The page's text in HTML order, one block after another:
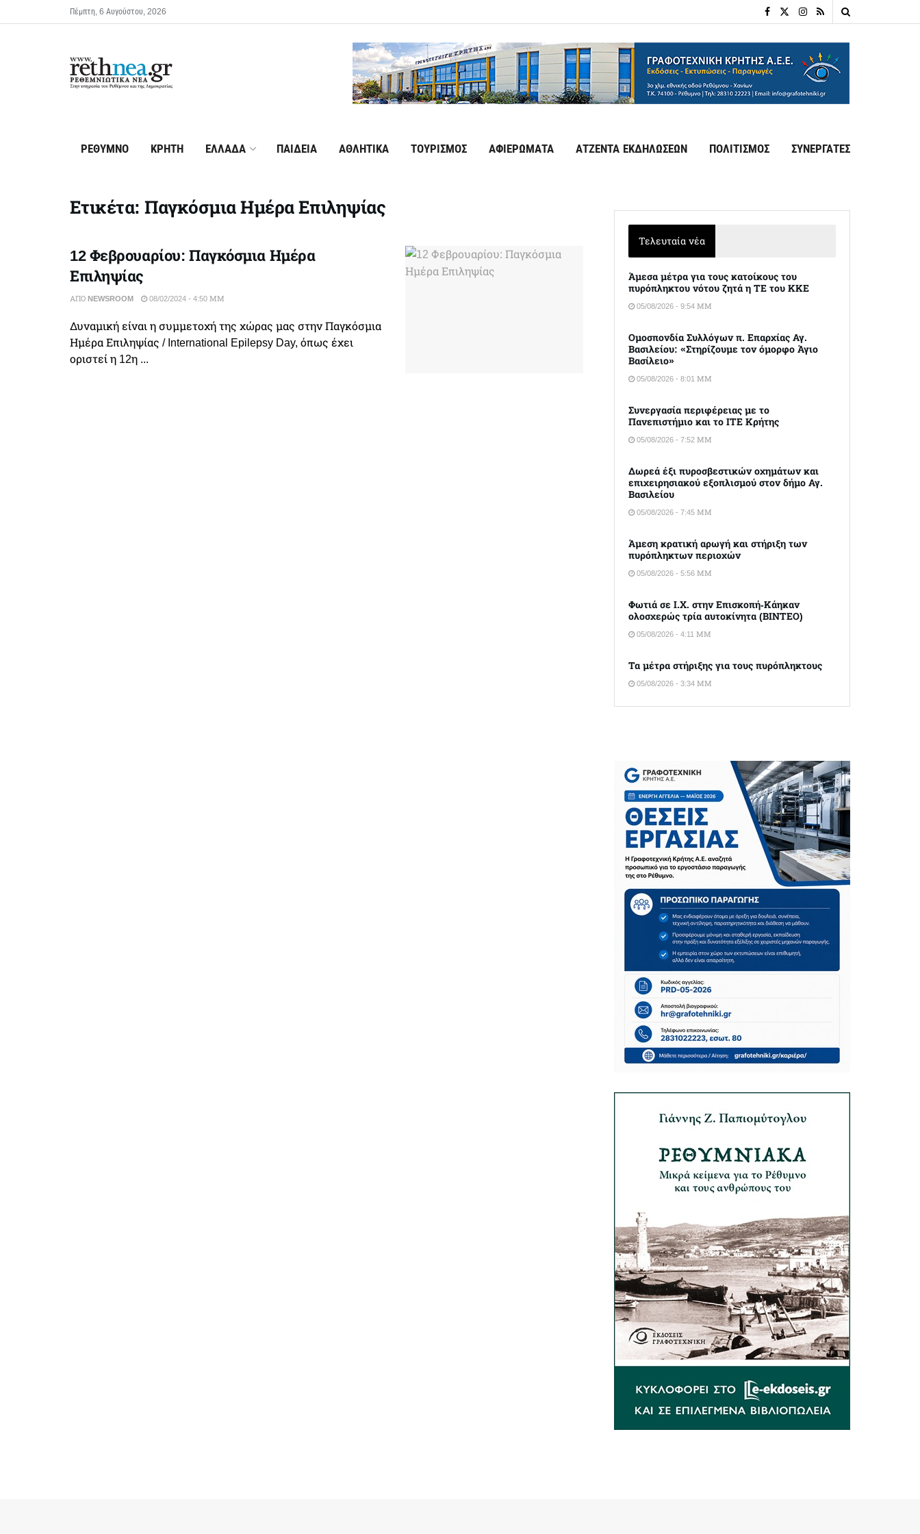
Πέμπτη, 6 Αυγούστου, 2026
ΡΕΘΥΜΝΟ ΚΡΗΤΗ ΕΛΛΑΔΑ ΠΑΙΔΕΙΑ ΑΘΛΗΤΙΚΑ ΤΟΥΡΙΣΜΟΣ ΑΦΙΕΡΩΜΑΤΑ ΑΤΖΕΝΤΑ ΕΚΔΗΛΩΣΕΩΝ ΠΟΛΙΤΙΣΜΟΣ ΣΥΝΕΡΓΑΤΕΣ
Ετικέτα:Παγκόσμια Ημέρα Επιληψίας
12 Φεβρουαρίου: Παγκόσμια Ημέρα
Επιληψίας
ΑΠΌ NEWSROOM 08/02/2024 - 4:50 ΜΜ
Δυναμική είναι η συμμετοχή της χώρας μας στην Παγκόσμια
Ημέρα Επιληψίας / International Epilepsy Day, όπως έχει
οριστεί η 12η ...
Τελευταία νέα
Άμεσα μέτρα για τους κατοίκους του
πυρόπληκτου νότου ζητά η ΤΕ του ΚΚΕ
05/08/2026 - 9:54 ΜΜ
Ομοσπονδία Συλλόγων π. Επαρχίας Αγ.
Βασιλείου: «Στηρίζουμε τον όμορφο Άγιο
Βασίλειο»
05/08/2026 - 8:01 ΜΜ
Συνεργασία περιφέρειας με το
Πανεπιστήμιο και το ΙΤΕ Κρήτης
05/08/2026 - 7:52 ΜΜ
Δωρεά έξι πυροσβεστικών οχημάτων και
επιχειρησιακού εξοπλισμού στον δήμο Αγ.
Βασιλείου
05/08/2026 - 7:45 ΜΜ
Άμεση κρατική αρωγή και στήριξη των
πυρόπληκτων περιοχών
05/08/2026 - 5:56 ΜΜ
Φωτιά σε Ι.Χ. στην Επισκοπή-Κάηκαν
ολοσχερώς τρία αυτοκίνητα (ΒΙΝΤΕΟ)
05/08/2026 - 4:11 ΜΜ
Τα μέτρα στήριξης για τους πυρόπληκτους
05/08/2026 - 3:34 ΜΜ